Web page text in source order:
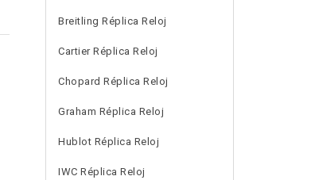
Breitling Réplica Reloj
Cartier Réplica Reloj
Chopard Réplica Reloj
Graham Réplica Reloj
Hublot Réplica Reloj
IWC Réplica Reloj